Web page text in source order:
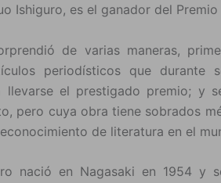
Ishiguro, es el ganador del
de varias maneras,
periodísticos que durante
llevarse el prestigado premio; y
pero cuya obra tiene sobrados
de literatura en el
nació en Nagasaki en 1954